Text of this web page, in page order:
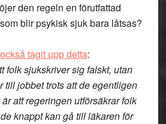
den regeln en förutfattad
blir psykisk sjuk bara låtsas?
tagit upp detta:
folk sjukskriver sig falskt, utan
till jobbet trots att de egentligen
att regeringen utförsäkrar folk
knappt kan gå till läkaren för